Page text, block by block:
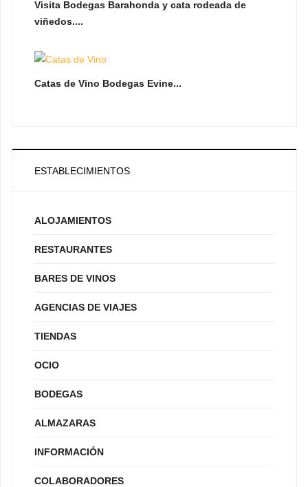
Visita Bodegas Barahonda y cata rodeada de
viñedos....
Catas de Vino Bodegas Evine...
ESTABLECIMIENTOS
ALOJAMIENTOS
RESTAURANTES
BARES DE VINOS
AGENCIAS DE VIAJES
TIENDAS
OCIO
BODEGAS
ALMAZARAS
INFORMACIÓN
COLABORADORES